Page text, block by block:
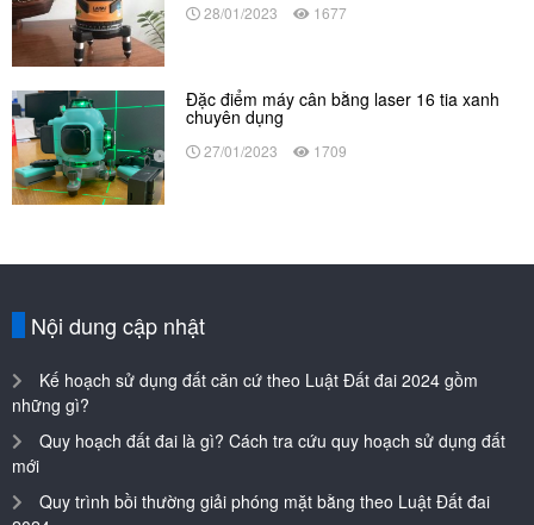
28/01/2023 1677
Đặc điểm máy cân bằng laser 16 tia xanh
chuyên dụng
27/01/2023 1709
Nội dung cập nhật
Kế hoạch sử dụng đất căn cứ theo Luật Đất đai 2024 gồm
những gì?
Quy hoạch đất đai là gì? Cách tra cứu quy hoạch sử dụng đất
mới
Quy trình bồi thường giải phóng mặt bằng theo Luật Đất đai